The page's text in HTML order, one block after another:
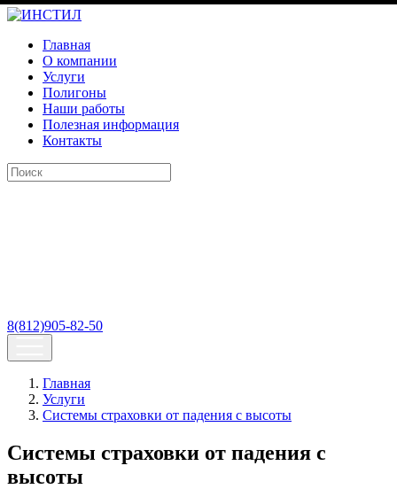
Главная
О компании
Услуги
Полигоны
Наши работы
Полезная информация
Контакты
8(812)905-82-50
Главная
Услуги
Системы страховки от падения с высоты
Системы страховки от падения с
высоты